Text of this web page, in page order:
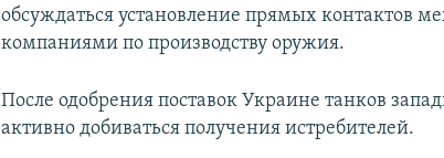
обсуждаться установление прямых контактов
компаниями по производству оружия.
После одобрения поставок Украине танков
активно добиваться получения истребителей.